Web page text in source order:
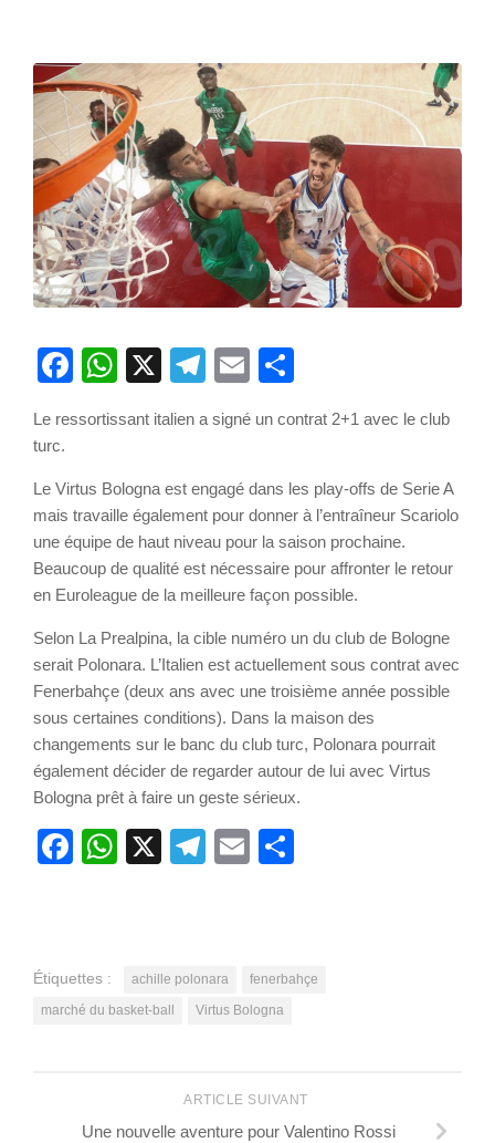
Facebook
WhatsApp
X Telegram
Email
Le ressortissant italien a signé un contrat 2+1 avec le club
turc.
Le Virtus Bologna est engagé dans les play-offs de Serie A
mais travaille également pour donner à l’entraîneur Scariolo
une équipe de haut niveau pour la saison prochaine.
Beaucoup de qualité est nécessaire pour affronter le retour
en Euroleague de la meilleure façon possible.
Selon La Prealpina, la cible numéro un du club de Bologne
serait Polonara. L’Italien est actuellement sous contrat avec
Fenerbahçe (deux ans avec une troisième année possible
sous certaines conditions). Dans la maison des
changements sur le banc du club turc, Polonara pourrait
également décider de regarder autour de lui avec Virtus
Bologna prêt à faire un geste sérieux.
Facebook
WhatsApp
X Telegram
Email
Étiquettes : achille polonara
fenerbahçe
marché du basket-ball
Virtus Bologna
ARTICLE SUIVANT
Une nouvelle aventure pour Valentino Rossi